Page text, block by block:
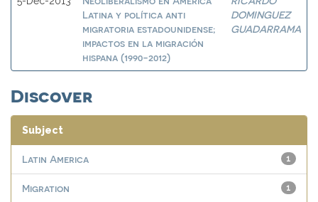
Latina y política anti
migratoria estadounidense;
impactos en la migración
hispana (1990-2012)
DOMINGUEZ
GUADARRAMA
Discover
Subject
1
Latin America
1
Migration